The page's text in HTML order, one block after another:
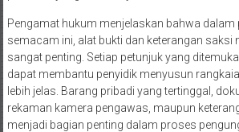
Pengamat hukum menjelaskan bahwa dalam
semacam ini, alat bukti dan keterangan saksi
sangat penting. Setiap petunjuk yang
dapat membantu penyidik menyusun
lebih jelas. Barang pribadi yang tertinggal,
rekaman kamera pengawas, maupun
menjadi bagian penting dalam proses